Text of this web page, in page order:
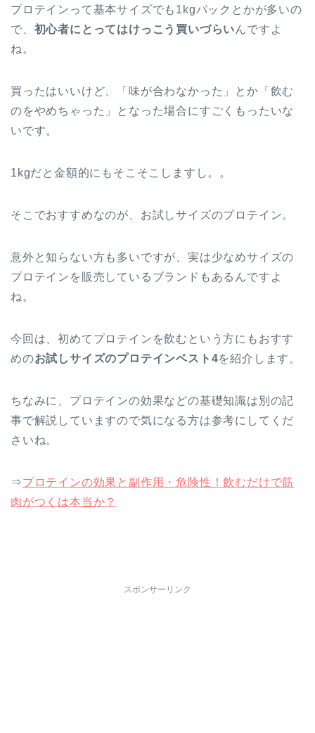
プロテインって基本サイズでも1kgパックとかが多いの
で、 初心者にとってはけっこう買いづらいんですよ
ね。
買ったはいいけど、「味が合わなかった」とか「飲む
のをやめちゃった」となった場合にすごくもったいな
いです。
1kgだと金額的にもそこそこしますし。。
そこでおすすめなのが、 お試しサイズのプロテイン。
意外と知らない方も多いですが、実は少なめサイズの
プロテインを販売しているブランドもあるんですよ
ね。
今回は、初めてプロテインを飲むという方にもおすす
めのお試しサイズのプロテインベスト4を紹介します。
ちなみに、プロテインの効果などの基礎知識は別の記
事で解説していますので気になる方は参考にしてくだ
さいね。
⇒プロテインの効果と副作用・危険性！飲むだけで筋
肉がつくは本当か？
スポンサーリンク